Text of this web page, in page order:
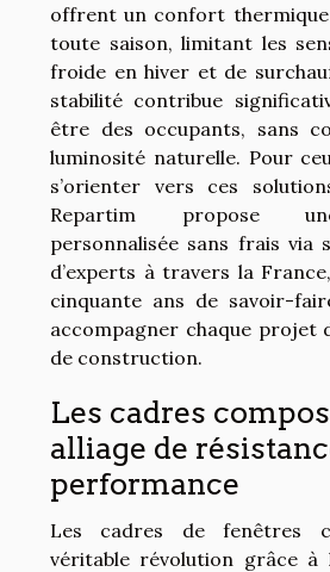
offrent un confort thermique
toute saison, limitant les
froide en hiver et de
stabilité contribue
être des occupants, sans
luminosité naturelle. Pour
s’orienter vers ces
Repartim propose
personnalisée sans frais via
d’experts à travers la
cinquante ans de savoir-
accompagner chaque projet
de construction.
Les cadres
alliage de
performance
Les cadres de fenêtres
véritable révolution grâce à